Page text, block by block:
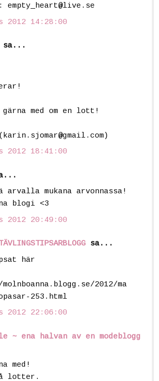
empty_heart@live.se
2012 14:28:00
sa...
med om en lott!
2012 18:41:00
arvalla mukana arvonnassa!
blogi <3
2012 20:49:00
sa...
här
2012/ma
253.html
2012 22:06:00
~ ena halvan av en modeblogg
med!
lotter.